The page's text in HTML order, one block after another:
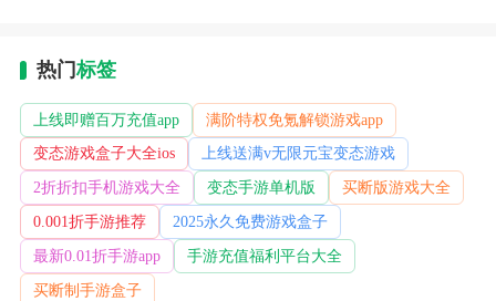
热门标签
上线即赠百万充值app
满阶特权免氪解锁游戏app
变态游戏盒子大全ios
上线送满v无限元宝变态游戏
2折折扣手机游戏大全
变态手游单机版
买断版游戏大全
0.001折手游推荐
2025永久免费游戏盒子
最新0.01折手游app
手游充值福利平台大全
买断制手游盒子